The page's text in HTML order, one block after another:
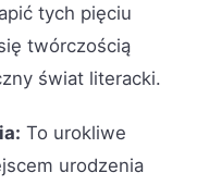
tych pięciu
twórczością
świat literacki.
To urokliwe
urodzenia